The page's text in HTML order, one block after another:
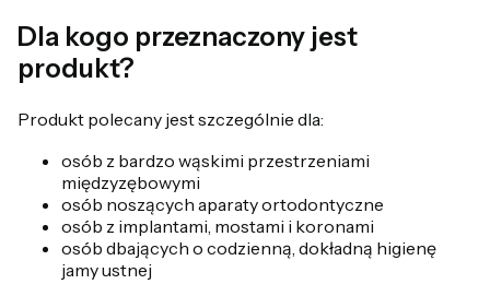
Dla kogo przeznaczony jest
produkt?
Produkt polecany jest szczególnie dla:
osób z bardzo wąskimi przestrzeniami
międzyzębowymi
osób noszących aparaty ortodontyczne
osób z implantami, mostami i koronami
osób dbających o codzienną, dokładną higienę
jamy ustnej